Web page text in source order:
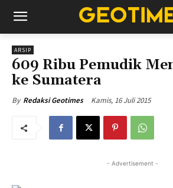
ARSIP
609 Ribu Pemudik
ke Sumatera
By Redaksi Geotimes Kamis, 16 Juli 2015
- Advertisement -